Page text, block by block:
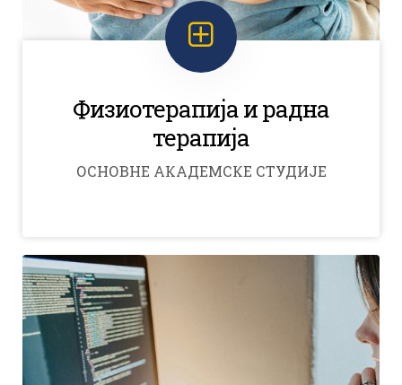
Физиотерапија и радна
терапија
ОСНОВНЕ АКАДЕМСКЕ СТУДИЈЕ